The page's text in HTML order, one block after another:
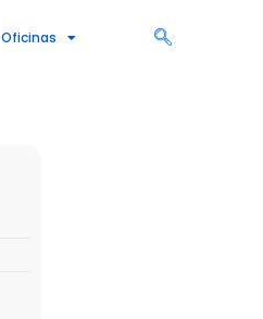
Oficinas